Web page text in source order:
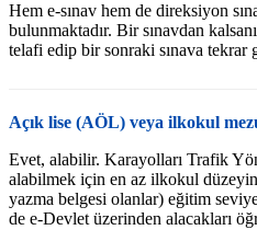
Hem e-sınav hem de direksiyon
bulunmaktadır. Bir sınavdan
telafi edip bir sonraki sınava tekrar
Açık lise (AÖL) veya ilkokul
Evet, alabilir. Karayolları Trafik
alabilmek için en az ilkokul
yazma belgesi olanlar) eğitim
de e-Devlet üzerinden alacakları